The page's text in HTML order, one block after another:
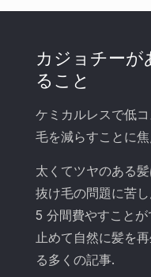
カジョチーが
ること
ケミカルレスで低
毛を減らすことに焦
太くてツヤのある
抜け毛の問題に苦
5 分間費やすこと
止めて自然に髪を
る多くの記事.